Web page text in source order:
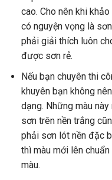
cao. Cho nên khi
có nguyện vọng là
phải giải thích luôn
được sơn rẻ.
Nếu bạn chuyên thi
khuyên bạn không
dạng. Những màu
sơn trên nền trắng
phải sơn lót nền đặc
thì màu mới lên
màu.